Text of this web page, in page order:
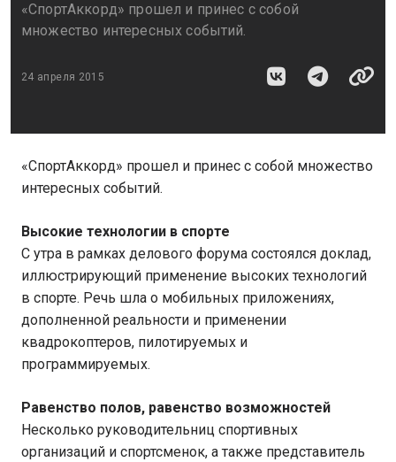
«СпортАккорд» прошел и принес с собой
множество интересных событий.
24 апреля 2015
«СпортАккорд» прошел и принес с собой множество
интересных событий.
Высокие технологии в спорте
С утра в рамках делового форума состоялся доклад,
иллюстрирующий применение высоких технологий
в спорте. Речь шла о мобильных приложениях,
дополненной реальности и применении
квадрокоптеров, пилотируемых и
программируемых.
Равенство полов, равенство возможностей
Несколько руководительниц спортивных
организаций и спортсменок, а также представитель